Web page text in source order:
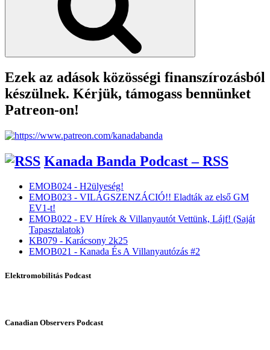
Ezek az adások közösségi finanszírozásból
készülnek. Kérjük, támogass bennünket
Patreon-on!
Kanada Banda Podcast – RSS
EMOB024 - H2ülyeség!
EMOB023 - VILÁGSZENZÁCIÓ!! Eladták az első GM
EV1-t!
EMOB022 - EV Hírek & Villanyautót Vettünk, Lájf! (Saját
Tapasztalatok)
KB079 - Karácsony 2k25
EMOB021 - Kanada És A Villanyautózás #2
Elektromobilitás Podcast
Canadian Observers Podcast